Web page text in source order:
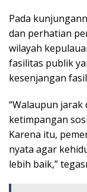
Pada
dan perhatian
wilayah
fasilitas publik
kesenjangan
“Walaupun
ketimpangan
Karena itu,
nyata agar
lebih baik,”